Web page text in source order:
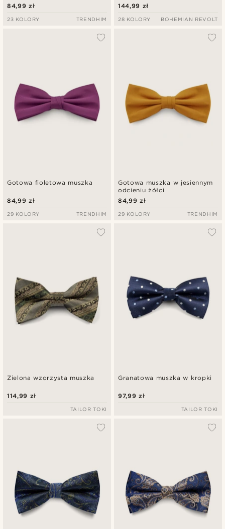
84,99 zł
23 KOLORY TRENDHIM
144,99 zł
28 KOLORY BOHEMIAN REVOLT
Gotowa fioletowa muszka
84,99 zł
29 KOLORY TRENDHIM
Gotowa muszka w jesiennym
odcieniu żółci
84,99 zł
29 KOLORY TRENDHIM
Zielona wzorzysta muszka
114,99 zł
TAILOR TOKI
Granatowa muszka w kropki
97,99 zł
TAILOR TOKI